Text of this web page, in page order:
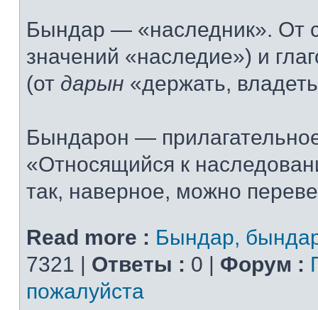
Бындар — «наследник». От
значений «наследие») и
(от дарын «держать,
Бындарон —
«Относящийся к
так, наверное, можно
Read more : Бындар,
7321 | Ответы : 0 | Форум :
пожалуйста